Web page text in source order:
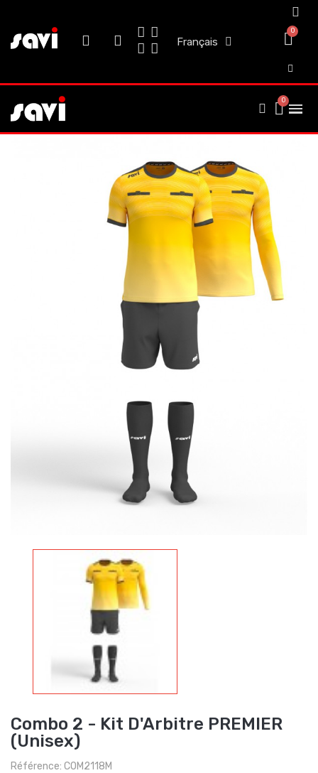
Français
Combo 2 - Kit D'Arbitre PREMIER
(Unisex)
Référence: COM2118M